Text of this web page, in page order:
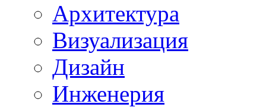
Архитектура
Визуализация
Дизайн
Инженерия